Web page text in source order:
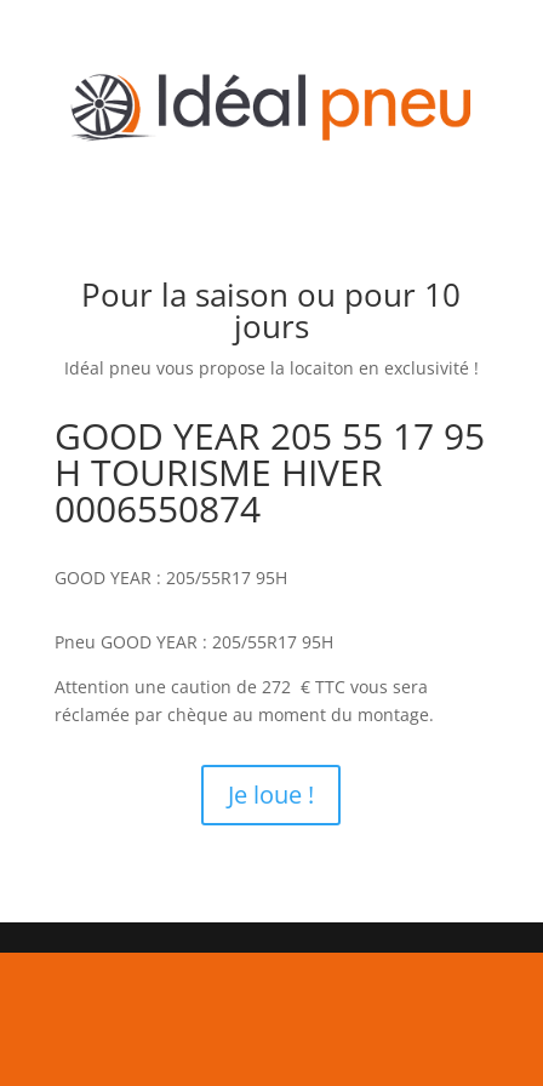
Pour la saison ou pour 10
jours
Idéal pneu vous propose la locaiton en exclusivité !
GOOD YEAR 205 55 17 95
H TOURISME HIVER
0006550874
GOOD YEAR : 205/55R17 95H
Pneu GOOD YEAR : 205/55R17 95H
Attention une caution de 272 € TTC vous sera
réclamée par chèque au moment du montage.
Je loue !